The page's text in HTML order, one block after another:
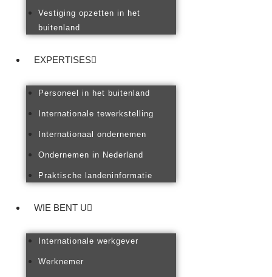
Vestiging opzetten in het
buitenland
EXPERTISES
Personeel in het buitenland
Internationale tewerkstelling
Internationaal ondernemen
Ondernemen in Nederland
Praktische landeninformatie
WIE BENT U
Internationale werkgever
Werknemer